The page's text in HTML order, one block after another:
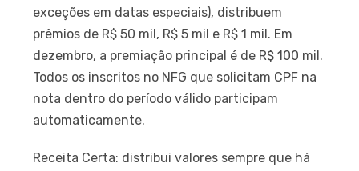
exceções em datas especiais), distribuem
prêmios de R$ 50 mil, R$ 5 mil e R$ 1 mil. Em
dezembro, a premiação principal é de R$ 100 mil.
Todos os inscritos no NFG que solicitam CPF na
nota dentro do período válido participam
automaticamente.
Receita Certa: distribui valores sempre que há